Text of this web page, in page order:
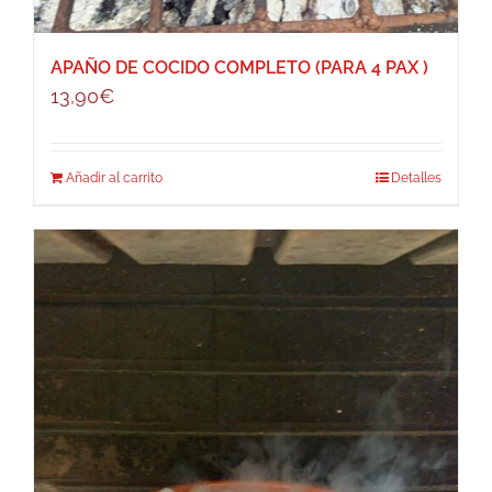
APAÑO DE COCIDO COMPLETO (PARA 4 PAX )
13,90€
Añadir al carrito Detalles